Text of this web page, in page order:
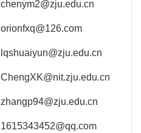
chenym2@zju.edu.cn
orionfxq@126.com
lqshuaiyun@zju.edu.cn
ChengXK@nit.zju.edu.cn
zhangp94@zju.edu.cn
1615343452@qq.com